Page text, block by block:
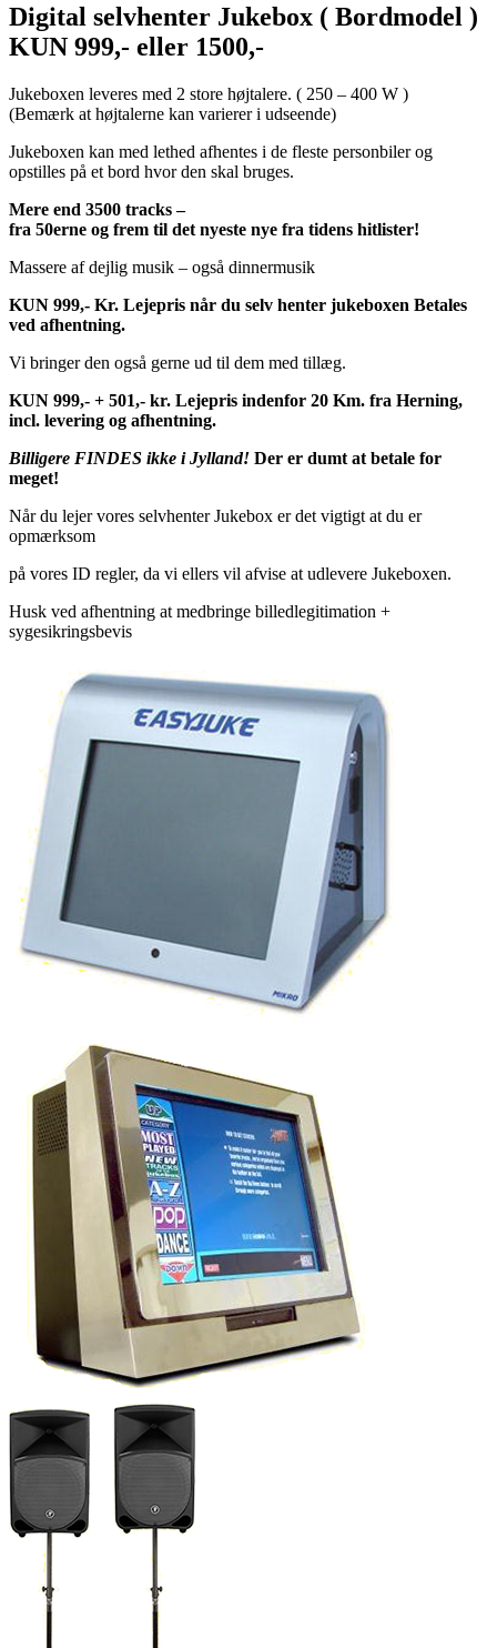
Digital selvhenter Jukebox ( Bordmodel )
KUN 999,- eller 1500,-
Jukeboxen leveres med 2 store højtalere. ( 250 – 400 W )
(Bemærk at højtalerne kan varierer i udseende)
Jukeboxen kan med lethed afhentes i de fleste personbiler og
opstilles på et bord hvor den skal bruges.
Mere end 3500 tracks –
fra 50erne og frem til det nyeste nye fra tidens hitlister!
Massere af dejlig musik – også dinnermusik
KUN 999,- Kr. Lejepris når du selv henter jukeboxen Betales
ved afhentning.
Vi bringer den også gerne ud til dem med tillæg.
KUN 999,- + 501,- kr. Lejepris indenfor 20 Km. fra Herning,
incl. levering og afhentning.
Billigere FINDES ikke i Jylland! Der er dumt at betale for
meget!
Når du lejer vores selvhenter Jukebox er det vigtigt at du er
opmærksom
på vores ID regler, da vi ellers vil afvise at udlevere Jukeboxen.
Husk ved afhentning at medbringe billedlegitimation +
sygesikringsbevis